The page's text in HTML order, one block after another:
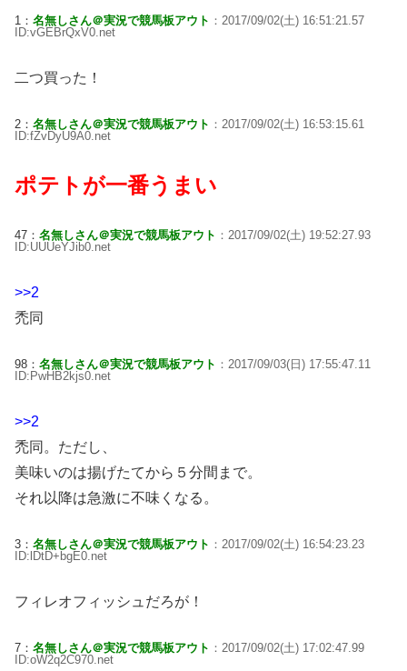
1： 名無しさん＠実況で競馬板アウト ：2017/09/02(土) 16:51:21.57
ID:vGEBrQxV0.net
二つ買った！
2： 名無しさん＠実況で競馬板アウト ：2017/09/02(土) 16:53:15.61
ID:fZvDyU9A0.net
ポテトが一番うまい
47： 名無しさん＠実況で競馬板アウト ：2017/09/02(土) 19:52:27.93
ID:UUUeYJib0.net
>>2
禿同
98： 名無しさん＠実況で競馬板アウト ：2017/09/03(日) 17:55:47.11
ID:PwHB2kjs0.net
>>2
禿同。ただし、
美味いのは揚げたてから５分間まで。
それ以降は急激に不味くなる。
3： 名無しさん＠実況で競馬板アウト ：2017/09/02(土) 16:54:23.23
ID:lDtD+bgE0.net
フィレオフィッシュだろが！
7： 名無しさん＠実況で競馬板アウト ：2017/09/02(土) 17:02:47.99
ID:oW2q2C970.net